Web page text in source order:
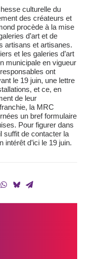
culturelle du
des créateurs et
procède à la mise
d’art et de
artisans et artisanes.
et les galeries d’art
municipale en vigueur
ont
le 19 juin, une lettre
et ce, en
de leur
la MRC
un bref formulaire
Pour figurer dans
suffit de contacter la
intérêt d’ici le 19 juin.